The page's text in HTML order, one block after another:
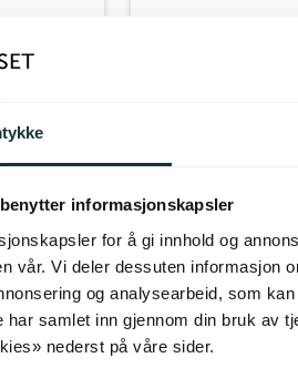
informasjonskapsler
for å gi innhold og
vår. Vi deler dessuten informasjon
og analysearbeid, som
har samlet inn gjennom din bruk av
nederst på våre sider.